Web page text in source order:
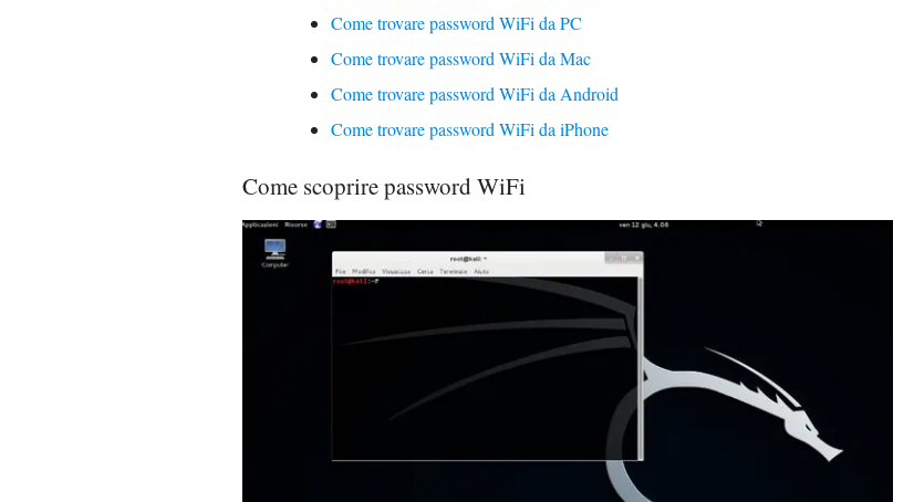
Come trovare password WiFi da PC
Come trovare password WiFi da Mac
Come trovare password WiFi da Android
Come trovare password WiFi da iPhone
Come scoprire password WiFi